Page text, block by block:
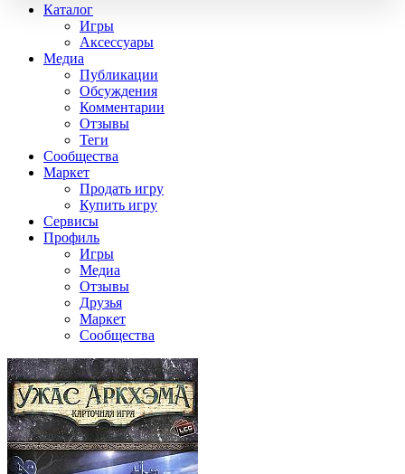
Каталог
Игры
Аксессуары
Медиа
Публикации
Обсуждения
Комментарии
Отзывы
Теги
Сообщества
Маркет
Продать игру
Купить игру
Сервисы
Профиль
Игры
Медиа
Отзывы
Друзья
Маркет
Сообщества